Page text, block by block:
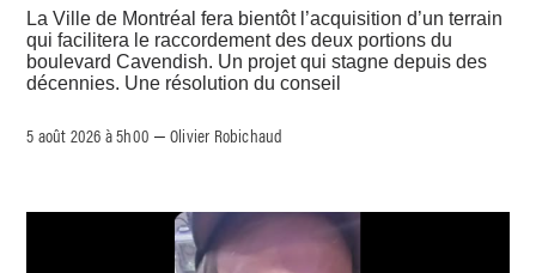
La Ville de Montréal fera bientôt l’acquisition d’un terrain
qui facilitera le raccordement des deux portions du
boulevard Cavendish. Un projet qui stagne depuis des
décennies. Une résolution du conseil
5 août 2026 à 5h00 –Olivier Robichaud